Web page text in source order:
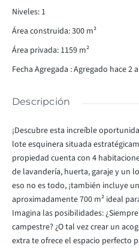
Niveles: 1
Área construida:300 m²
Área privada: 1159 m²
Fecha Agregada :Agregado hace 2
Descripción
¡Descubre esta increíble
lote esquinera situada
propiedad cuenta con 4
de lavandería, huerta, garaje y un
eso no es todo, ¡también incluye
aproximadamente 700 m² ideal
Imagina las posibilidades:
campestre? ¿O tal vez crear un
extra te ofrece el espacio perfecto